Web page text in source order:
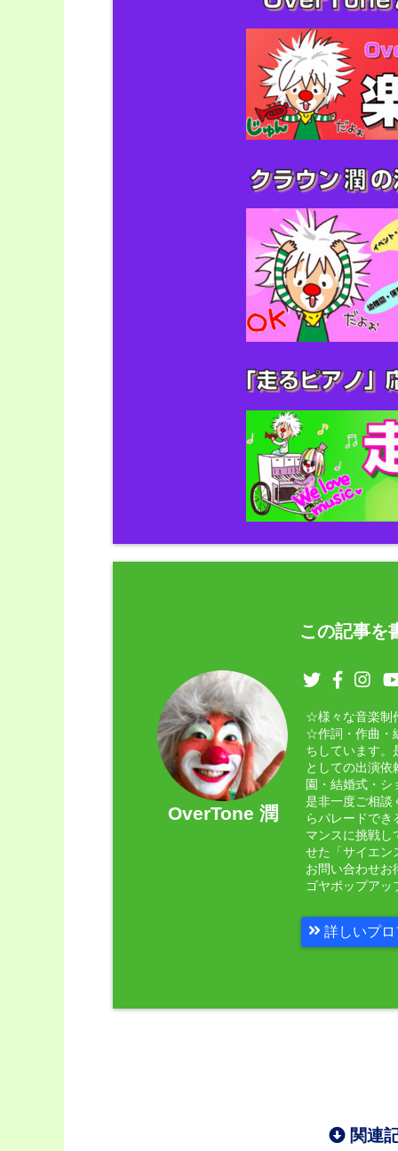
この記事を
OverTone 潤
☆様々な音楽制
☆作詞・作曲・
ちしています
としての出演
園・結婚式・
是非一度ご相
らパレードで
マンスに挑戦
せた「サイエ
お問い合わせお
ゴヤポップアッ
詳しいプ
関連